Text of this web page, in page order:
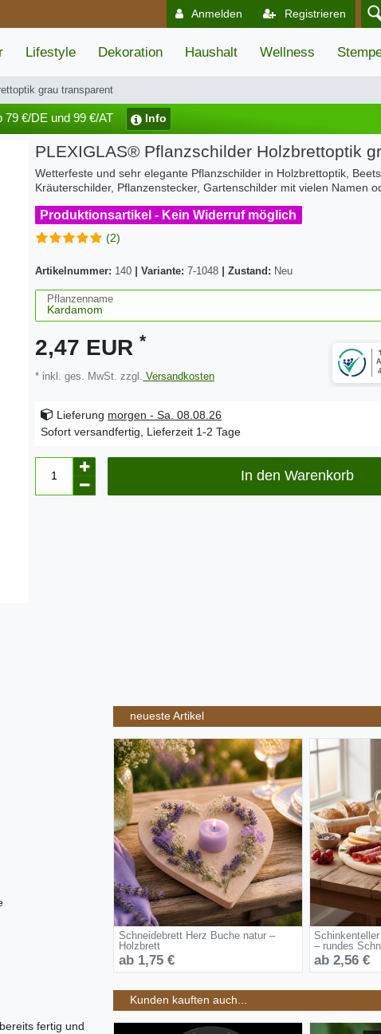
Anmelden Registrieren
Lifestyle Dekoration Haushalt Wellness
grau transparent
79 €/DE und 99 €/AT Info
PLEXIGLAS® Pflanzschilder Holzbrettoptik
Wetterfeste und sehr elegante Pflanzschilder in Holzbrettoptik,
Kräuterschilder, Pflanzenstecker, Gartenschilder mit vielen Namen
Produktionsartikel - Kein Widerruf möglich
(2)
Artikelnummer: 140 Variante: 7-1048 Zustand: Neu
Pflanzenname
2,47 EUR *
* inkl. ges. MwSt. zzgl. Versandkosten
Lieferung morgen - Sa. 08.08.26
Sofort versandfertig, Lieferzeit 1-2 Tage
In den Warenkorb
fertig und
neueste Artikel
Schneidebrett Herz Buche natur –
Holzbrett
ab 1,75 €
– rundes
ab 2,56 €
Kunden kauften auch...